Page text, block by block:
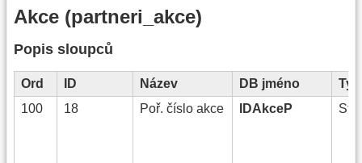
Akce (partneri_akce)
Popis sloupců
Ord ID Název DB jméno
Typ
100
18 Poř. číslo akce IDAkceP